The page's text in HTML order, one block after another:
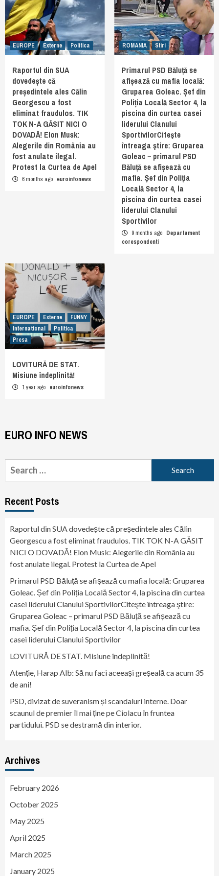
EUROPE Externe Politica
Raportul din SUA
dovedește că
președintele ales Călin
Georgescu a fost
eliminat fraudulos. TIK
TOK N-A GĂSIT NICI O
DOVADĂ! Elon Musk:
Alegerile din România au
fost anulate ilegal.
Protest la Curtea de Apel
6 months ago euroinfonews
ROMANIA Stiri
Primarul PSD Băluță se
afișează cu mafia locală:
Gruparea Goleac. Șef din
Poliția Locală Sector 4, la
piscina din curtea casei
liderului Clanului
SportivilorCiteşte
întreaga ştire: Gruparea
Goleac – primarul PSD
Băluță se afișează cu
mafia. Șef din Poliția
Locală Sector 4, la
piscina din curtea casei
liderului Clanului
Sportivilor
9 months ago Departament
corespondenti
EUROPE Externe
FUNNY
International
Politica
Presa
LOVITURĂ DE STAT.
Misiune îndeplinită!
1 year ago euroinfonews
EURO INFO NEWS
Search
for:
Recent Posts
Raportul din SUA dovedește că președintele ales Călin
Georgescu a fost eliminat fraudulos. TIK TOK N-A GĂSIT
NICI O DOVADĂ! Elon Musk: Alegerile din România au
fost anulate ilegal. Protest la Curtea de Apel
Primarul PSD Băluță se afișează cu mafia locală: Gruparea
Goleac. Șef din Poliția Locală Sector 4, la piscina din curtea
casei liderului Clanului SportivilorCiteşte întreaga ştire:
Gruparea Goleac – primarul PSD Băluță se afișează cu
mafia. Șef din Poliția Locală Sector 4, la piscina din curtea
casei liderului Clanului Sportivilor
LOVITURĂ DE STAT. Misiune îndeplinită!
Atenție, Harap Alb: Să nu faci aceeași greșeală ca acum 35
de ani!
PSD, divizat de suveranism și scandaluri interne. Doar
scaunul de premier îl mai ține pe Ciolacu în fruntea
partidului. PSD se destramă din interior.
Archives
February 2026
October 2025
May 2025
April 2025
March 2025
January 2025